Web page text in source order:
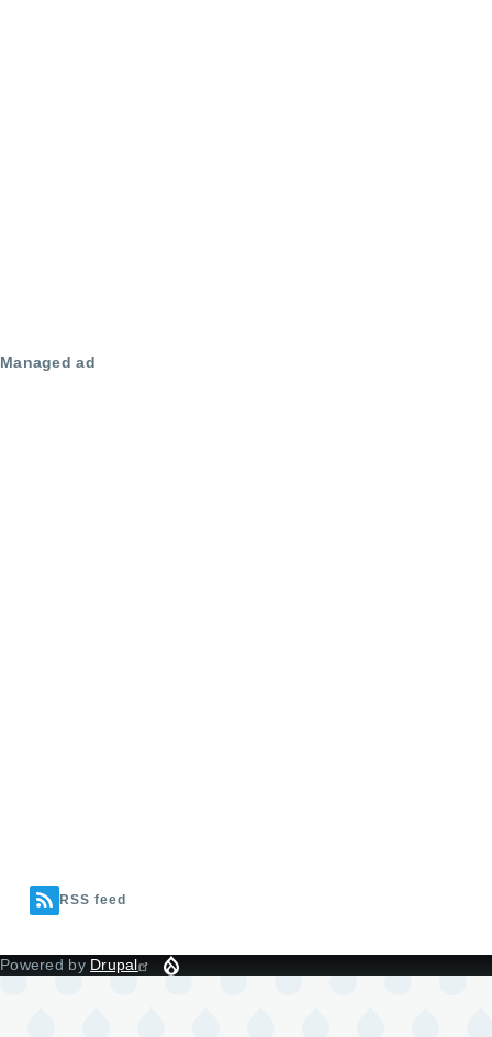
Managed ad
RSS feed
Powered by Drupal